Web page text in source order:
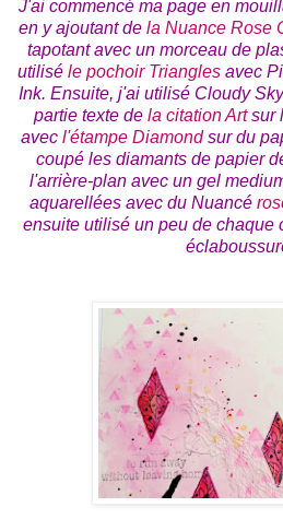
J'ai commencé ma page en
en y ajoutant de la Nuance Rose
tapotant avec un morceau de
utilisé le pochoir Trianglesavec
Ink. Ensuite, j'ai utilisé Cloudy
partie texte de la citation Artsur
avec l'étampe Diamondsur du
coupé les diamants de papier
l'arrière-plan avec un gel
aquarellées avec du Nuancé
ensuite utilisé un peu de chaque